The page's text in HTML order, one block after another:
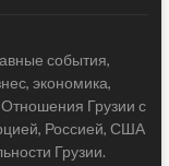
события,
экономика,
Отношения Грузии с
Россией, США
Грузии.